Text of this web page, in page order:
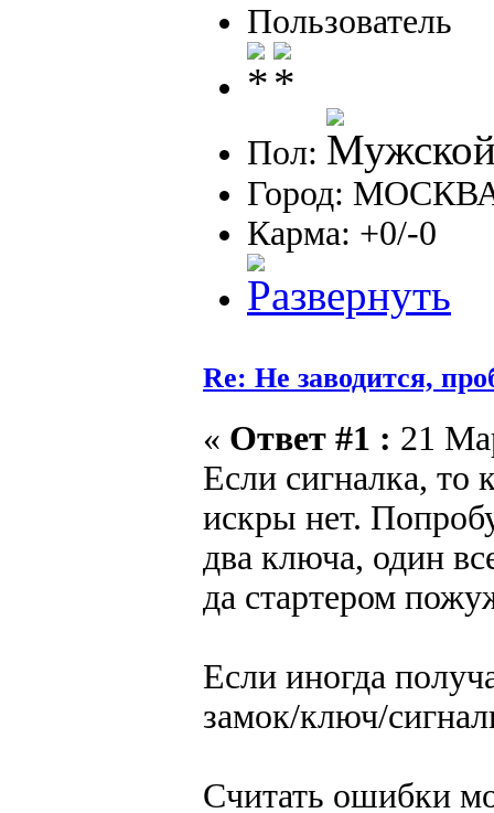
Пользователь
Пол:
Город:
Карма: +0/-0
Re: Не заводится,
« Ответ #1 : 21
Если сигналка, то
искры нет.
два ключа, один
да стартером
Если иногда
замок/ключ/
Считать ошибки